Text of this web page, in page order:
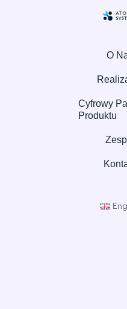
O
Cyfrowy
Produktu